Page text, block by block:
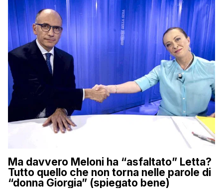
Ma davvero Meloni ha “asfaltato” Letta?
Tutto quello che non torna nelle parole di
“donna Giorgia” (spiegato bene)